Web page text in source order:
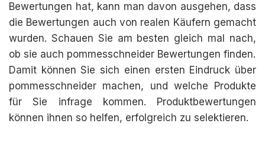
Bewertungen hat, kann man davon ausgehen, dass
die Bewertungen auch von realen Käufern gemacht
wurden. Schauen Sie am besten gleich mal nach,
ob sie auch pommesschneider Bewertungen finden.
Damit können Sie sich einen ersten Eindruck über
pommesschneider machen, und welche Produkte
für Sie infrage kommen. Produktbewertungen
können ihnen so helfen, erfolgreich zu selektieren.